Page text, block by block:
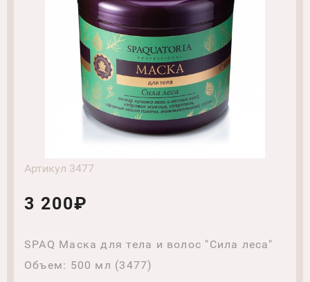
Артикул 3477
3 200₽
SPAQ Маска для тела и волос "Сила леса"
Объем: 500 мл (3477)